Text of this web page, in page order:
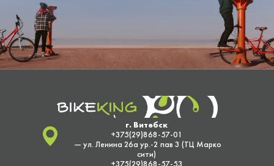
г. Витебск
+375(29)868-57-01
— ул. Ленина 26а ур.-2 пав 3 (ТЦ Марко
сити)
+375(29)868-57-53